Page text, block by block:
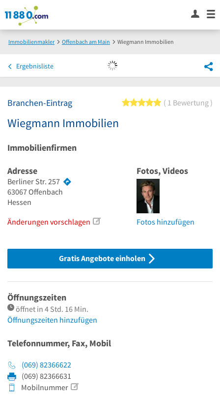
Immobilienmakler Offenbach am Main Wiegmann Immobilien
Ergebnisliste
Branchen-Eintrag 5 von 5 Sternen
1 Bewertung
Wiegmann Immobilien
Immobilienfirmen
Adresse
Berliner Str. 257
63067Offenbach
Hessen
Änderungen vorschlagen
Fotos, Videos
Fotos hinzufügen
Gratis Angebote einholen
Öffnungszeiten
öffnet in 4 Std. 16 Min.
Öffnungszeiten hinzufügen
Telefonnummer, Fax, Mobil
(069) 82366622
(069) 82366631
Mobilnummer